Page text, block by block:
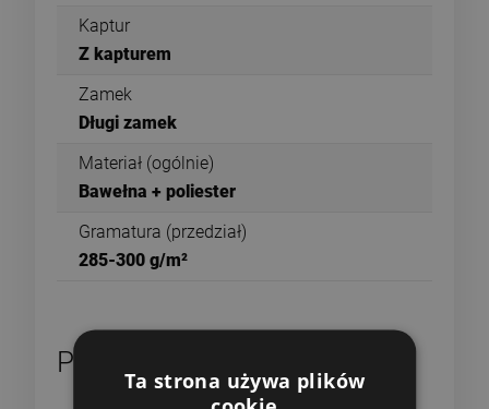
Kaptur
Z kapturem
Zamek
Długi zamek
Materiał (ogólnie)
Bawełna + poliester
Gramatura (przedział)
285-300 g/m²
Produkty powiązane
Ta strona używa plików